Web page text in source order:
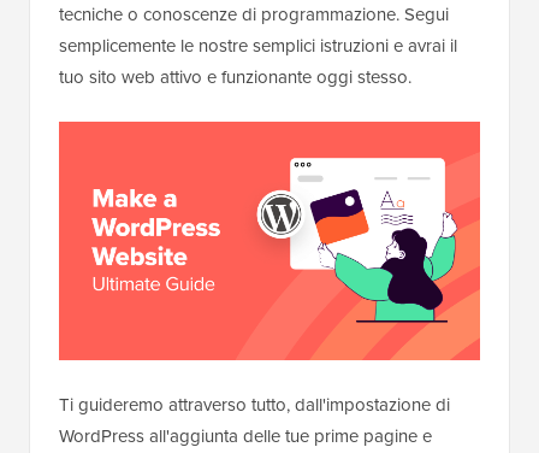
tecniche o conoscenze di programmazione. Segui
semplicemente le nostre semplici istruzioni e avrai il
tuo sito web attivo e funzionante oggi stesso.
Ti guideremo attraverso tutto, dall'impostazione di
WordPress all'aggiunta delle tue prime pagine e